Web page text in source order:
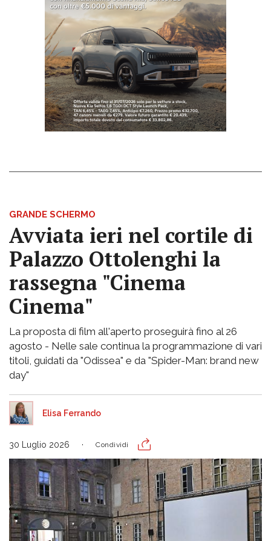
GRANDE SCHERMO
Avviata ieri nel cortile di
Palazzo Ottolenghi la
rassegna "Cinema
Cinema"
La proposta di film all'aperto proseguirà fino al 26
agosto - Nelle sale continua la programmazione di vari
titoli, guidati da "Odissea" e da "Spider-Man: brand new
day"
Elisa Ferrando
30 Luglio 2026 Condividi